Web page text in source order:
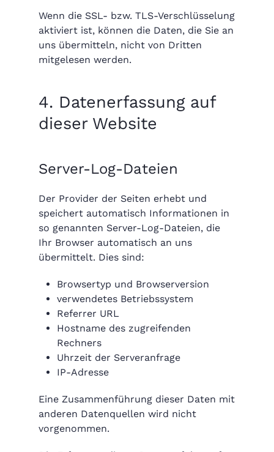
Wenn die SSL- bzw. TLS-Verschlüsselung
aktiviert ist, können die Daten, die Sie an
uns übermitteln, nicht von Dritten
mitgelesen werden.
4. Datenerfassung auf
dieser Website
Server-Log-Dateien
Der Provider der Seiten erhebt und
speichert automatisch Informationen in
so genannten Server-Log-Dateien, die
Ihr Browser automatisch an uns
übermittelt. Dies sind:
Browsertyp und Browserversion
verwendetes Betriebssystem
Referrer URL
Hostname des zugreifenden
Rechners
Uhrzeit der Serveranfrage
IP-Adresse
Eine Zusammenführung dieser Daten mit
anderen Datenquellen wird nicht
vorgenommen.